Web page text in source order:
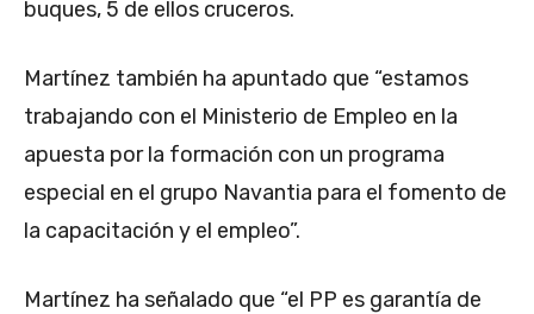
buques, 5 de ellos cruceros.
Martínez también ha apuntado que “estamos
trabajando con el Ministerio de Empleo en la
apuesta por la formación con un programa
especial en el grupo Navantia para el fomento de
la capacitación y el empleo”.
Martínez ha señalado que “el PP es garantía de